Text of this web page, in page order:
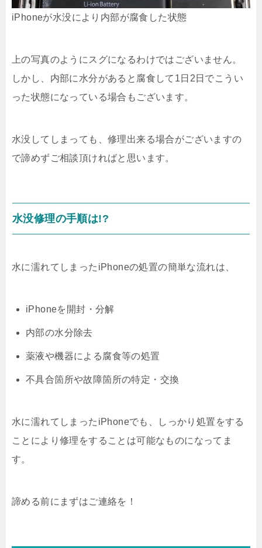
iPhoneが水没により内部が腐食した状態
上の写真のようにスグになるわけではございません。
しかし、内部に水分があると腐食して1日2日でこうい
った状態になっている場合もございます。
水没してしまっても、修理出来る場合がございますの
で諦めずご相談頂ければと思います。
水没修理の手順は!?
水に濡れてしまったiPhoneの処置の簡単な流れは、
iPhoneを開封・分解
内部の水分除去
薬液や機器による腐食等の処置
不具合箇所や故障箇所の特定・交換
水に濡れてしまったiPhoneでも、しっかり処置をする
ことにより修理をすることは可能なものになってま
す。
諦める前にまずはご連絡を！